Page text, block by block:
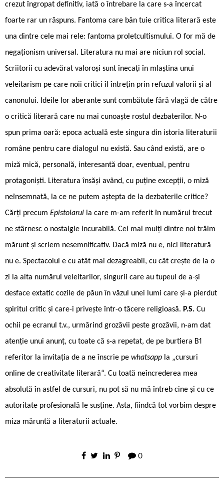
crezut îngropat definitiv, iată o întrebare la care s-a încercat
foarte rar un răspuns. Fantoma care bân tuie critica literară este
una dintre cele mai rele: fantoma proletcultismului. O for mă de
negaționism universal. Literatura nu mai are niciun rol social.
Scriitorii cu adevărat valoroși sunt înecați în mlaștina unui
veleitarism pe care noii critici îl întrețin prin refuzul valorii și al
canonului. Ideile lor aberante sunt combătute fără vlagă de către
o critică literară care nu mai cunoaște rostul dezbaterilor. N-o
spun prima oară: epoca actuală este singura din istoria literaturii
române pentru care dialogul nu există. Sau când există, are o
miză mică, personală, interesantă doar, eventual, pentru
protagoniști. Literatura însăși având, cu puține excepții, o miză
neînsemnată, la ce ne putem aștepta de la dezbaterile critice?
Cărți precum Epistolarul la care m-am referit în numărul trecut
ne stârnesc o nostalgie incurabilă. Cei mai mulți dintre noi trăim
mărunt și scriem nesemnificativ. Dacă miză nu e, nici literatură
nu e. Spectacolul e cu atât mai dezagreabil, cu cât crește de la o
zi la alta numărul veleitarilor, singurii care au tupeul de a-și
desface extatic cozile de păun în văzul unei lumi care și-a pierdut
spiritul critic și care-i privește într-o tăcere religioasă. P.S. Cu
ochii pe ecranul t.v., urmărind grozăvii peste grozăvii, n-am dat
atenție unui anunț, cu toate că s-a repetat, de pe burtiera B1
referitor la invitația de a ne înscrie pe whatsapp la „cursuri
online de creativitate literară“. Cu toată neîncrederea mea
absolută în astfel de cursuri, nu pot să nu mă întreb cine și cu ce
autoritate profesională le susține. Asta, fiindcă tot vorbim despre
miza măruntă a literaturii actuale.
0